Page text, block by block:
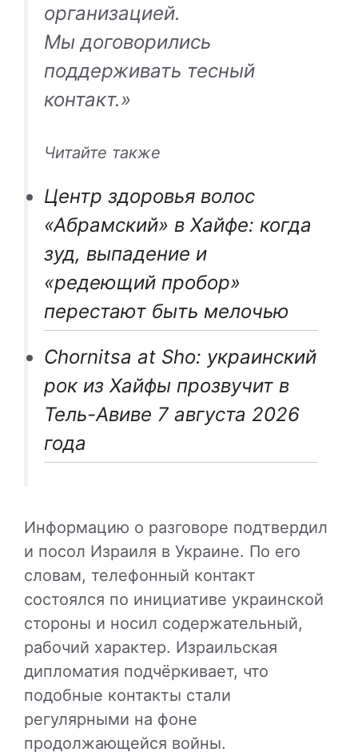
организацией.
Мы договорились
поддерживать тесный
контакт.»
Читайте также
Центр здоровья волос
«Абрaмский» в Хайфе: когда
зуд, выпадение и
«редеющий пробор»
перестают быть мелочью
Chornitsa at Sho: украинский
рок из Хайфы прозвучит в
Тель-Авиве 7 августа 2026
года
Информацию о разговоре подтвердил
и посол Израиля в Украине. По его
словам, телефонный контакт
состоялся по инициативе украинской
стороны и носил содержательный,
рабочий характер. Израильская
дипломатия подчёркивает, что
подобные контакты стали
регулярными на фоне
продолжающейся войны.